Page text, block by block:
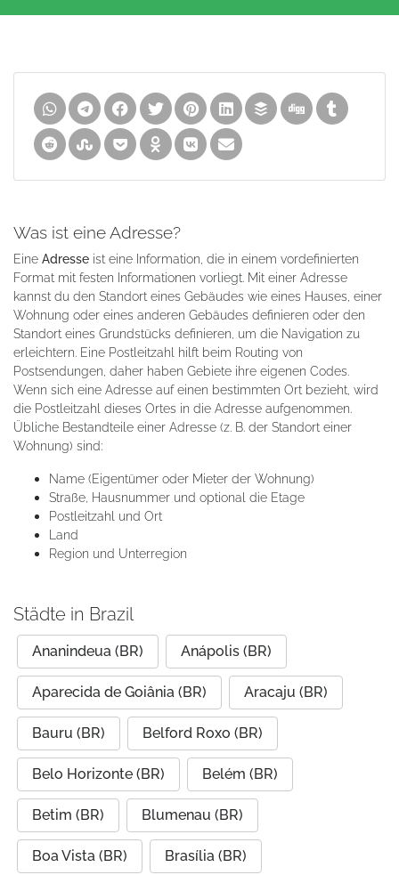
Was ist eine Adresse?
Eine Adresse ist eine Information, die in einem vordefinierten
Format mit festen Informationen vorliegt. Mit einer Adresse
kannst du den Standort eines Gebäudes wie eines Hauses, einer
Wohnung oder eines anderen Gebäudes definieren oder den
Standort eines Grundstücks definieren, um die Navigation zu
erleichtern. Eine Postleitzahl hilft beim Routing von
Postsendungen, daher haben Gebiete ihre eigenen Codes.
Wenn sich eine Adresse auf einen bestimmten Ort bezieht, wird
die Postleitzahl dieses Ortes in die Adresse aufgenommen.
Übliche Bestandteile einer Adresse (z. B. der Standort einer
Wohnung) sind:
Name (Eigentümer oder Mieter der Wohnung)
Straße, Hausnummer und optional die Etage
Postleitzahl und Ort
Land
Region und Unterregion
Städte in Brazil
Ananindeua (BR) Anápolis (BR)
Aparecida de Goiânia (BR) Aracaju (BR)
Bauru (BR) Belford Roxo (BR)
Belo Horizonte (BR) Belém (BR)
Betim (BR) Blumenau (BR)
Boa Vista (BR) Brasília (BR)